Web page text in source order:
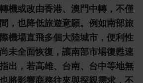
機或改由香港、澳門中轉，不僅
，也降低旅遊意願。例如南部旅
機場直飛多個大陸城市，便利性
未全面恢復，讓南部市場復甦速
出，若高雄、台南、台中等地無
將影響商務往來與探親需求，不